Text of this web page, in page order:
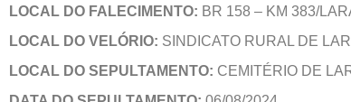
LOCAL DO FALECIMENTO: BR 158 – KM 383/
LOCAL DO VELÓRIO: SINDICATO RURAL DE
LOCAL DO SEPULTAMENTO: CEMITÉRIO DE